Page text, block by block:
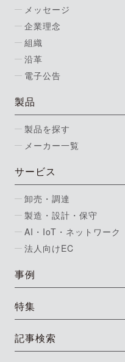
メッセージ
企業理念
組織
沿革
電子公告
製品
製品を探す
メーカー一覧
サービス
卸売・調達
製造・設計・保守
AI・IoT・ネットワーク
法人向けEC
事例
特集
記事検索